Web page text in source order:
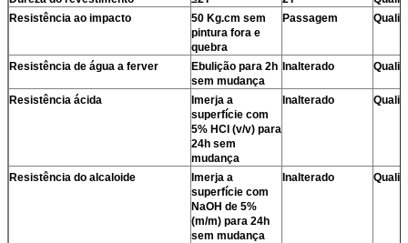
Resistência ao impacto
50 Kg.cm sem
pintura fora e
quebra
Passagem
Resistência de água a ferver
Ebulição para 2h
sem mudança
Inalterado
Resistência ácida
Imerja a
superfície com
5% HCI (v/v) para
24h sem
mudança
Inalterado
Resistência do alcaloide
Imerja a
superfície com
NaOH de 5%
(m/m) para 24h
sem mudança
Inalterado